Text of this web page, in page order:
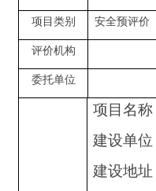
项目类别 安全预评价
评价机构
委托单位
项目名称
建设单位
建设地